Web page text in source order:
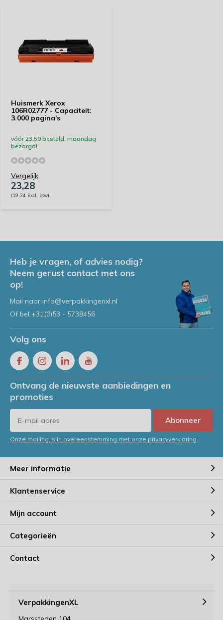
Huismerk Xerox
106R02777 - Capaciteit:
3.000 pagina's
vóór 23:59 besteld, maandag
bezorgd!
Vergelijk
23,28
(19,24 Excl. btw)
Heb je vragen, of advies nodig?
Neem gerust contact met ons
op!
Mail naar info@verpakkingenxl.nl
Of bel +31(0)53 - 5738456
Volg ons
Ontvang de nieuwste aanbiedingen en
promoties
Abonneer
Onze mailing is in overeenstemming met onze privacyverklaring
Meer informatie
Klantenservice
Mijn account
Categorieën
Contact
VerpakkingenXL